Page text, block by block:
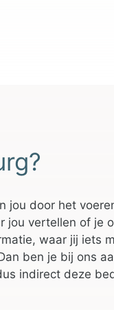
jou door het
jou vertellen of je
waar jij iets
ben je bij ons
indirect deze